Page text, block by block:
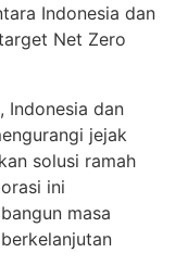
Indonesia dan
Net Zero
Indonesia dan
jejak
solusi ramah
ini
masa